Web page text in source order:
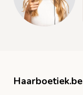
Haarboetiek.be